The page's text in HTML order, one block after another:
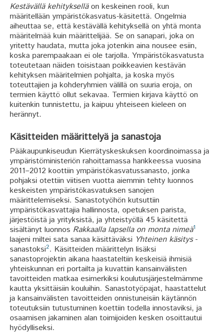
Kestävällä kehitykselläon keskeinen rooli, kun
määritellään ympäristökasvatus-käsitettä. Ongelmia
aiheuttaa se, että kestävällä kehityksellä on yhtä monta
määritelmää kuin määrittelijää. Se on sanapari, joka on
yritetty haudata, mutta joka jotenkin aina nousee esiin,
koska parempaakaan ei ole tarjolla. Ympäristökasvatusta
toteutetaan näiden toisistaan poikkeavien kestävän
kehityksen määritelmien pohjalta, ja koska myös
toteuttajien ja kohderyhmien välillä on suuria eroja, on
termien käyttö ollut sekavaa. Termien kirjava käyttö on
kuitenkin tunnistettu, ja kaipuu yhteiseen kieleen on
herännyt.
Käsitteiden määrittelyä ja sanastoja
Pääkaupunkiseudun Kierrätyskeskuksen koordinoimassa ja
ympäristöministeriön rahoittamassa hankkeessa vuosina
2011–2012 koottiin ympäristökasvatussanasto, jonka
pohjaksi otettiin viitisen vuotta aiemmin tehty luonnos
keskeisten ympäristökasvatuksen sanojen
määrittelemiseksi. Sanastotyöhön kutsuttiin
ympäristökasvattajia hallinnosta, opetuksen parista,
järjestöistä ja yrityksistä, ja yhteistyöllä 45 käsitettä
sisältänyt luonnos Rakkaalla lapsella on monta nimeä1
laajeni miltei sata sanaa käsittäväksi Yhteinen käsitys-
sanastoksi2. Käsitteiden määrittelyn lisäksi
sanastoprojektin aikana haastateltiin keskeisiä ihmisiä
yhteiskunnan eri portailta ja kuvattiin kansainvälisten
tavoitteiden matkaa esimerkiksi koulutusjärjestelmämme
kautta yksittäisiin kouluihin. Sanastotyöpajat, haastattelut
ja kansainvälisten tavoitteiden onnistuneisiin käytännön
toteutuksiin tutustuminen koettiin todella innostaviksi, ja
osaamisen jakaminen alan toimijoiden kesken osoittautui
hyödylliseksi.